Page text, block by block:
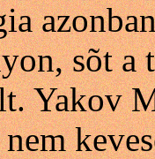
sõt a
Yakov